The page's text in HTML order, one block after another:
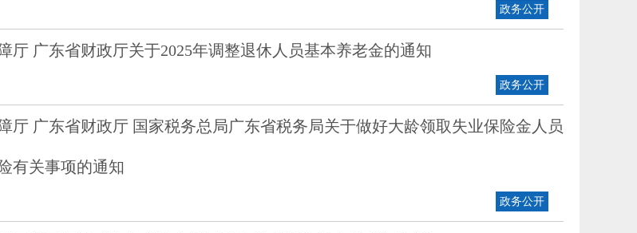
政务公开
厅 广东省财政厅关于2025年调整退休人员基本养老金的通知
政务公开
厅 广东省财政厅 国家税务总局广东省税务局关于做好大龄领取失业保险金人员
有关事项的通知
政务公开